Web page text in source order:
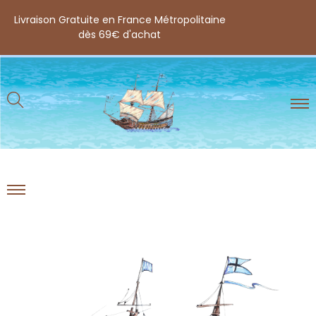
Livraison Gratuite en France Métropolitaine
dès 69€ d'achat